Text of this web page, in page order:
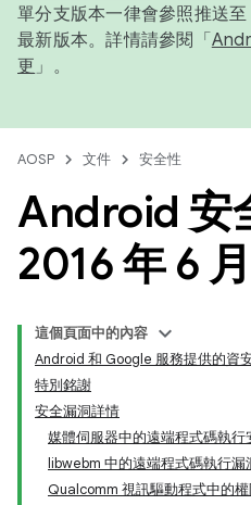
單分支版本一律會參照推送
最新版本。詳情請參閱「
更 」。
AOSP 文件 安全性
Android 安
2016 年 6 月
這個頁面中的內容
Android 和 Google 服務提供的資
特別銘謝
安全漏洞詳情
媒體伺服器中的遠端程式碼執行
libwebm 中的遠端程式碼執行漏
Qualcomm 視訊驅動程式中的